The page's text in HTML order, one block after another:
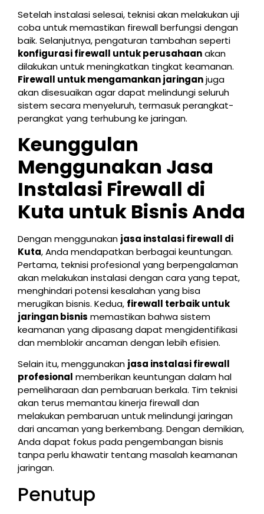
Setelah instalasi selesai, teknisi akan melakukan uji
coba untuk memastikan firewall berfungsi dengan
baik. Selanjutnya, pengaturan tambahan seperti
konfigurasi firewall untuk perusahaanakan
dilakukan untuk meningkatkan tingkat keamanan.
Firewall untuk mengamankan jaringanjuga
akan disesuaikan agar dapat melindungi seluruh
sistem secara menyeluruh, termasuk perangkat-
perangkat yang terhubung ke jaringan.
Keunggulan
Menggunakan Jasa
Instalasi Firewall di
Kuta untuk Bisnis Anda
Dengan menggunakan jasa instalasi firewall di
Kuta, Anda mendapatkan berbagai keuntungan.
Pertama, teknisi profesional yang berpengalaman
akan melakukan instalasi dengan cara yang tepat,
menghindari potensi kesalahan yang bisa
merugikan bisnis. Kedua, firewall terbaik untuk
jaringan bisnis memastikan bahwa sistem
keamanan yang dipasang dapat mengidentifikasi
dan memblokir ancaman dengan lebih efisien.
Selain itu, menggunakan jasa instalasi firewall
profesional memberikan keuntungan dalam hal
pemeliharaan dan pembaruan berkala. Tim teknisi
akan terus memantau kinerja firewall dan
melakukan pembaruan untuk melindungi jaringan
dari ancaman yang berkembang. Dengan demikian,
Anda dapat fokus pada pengembangan bisnis
tanpa perlu khawatir tentang masalah keamanan
jaringan.
Penutup